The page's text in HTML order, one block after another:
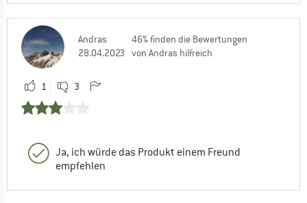
Andras
28.04.2023
46% finden die Bewertungen
von Andras hilfreich
1 3
Ja, ich würde das Produkt einem Freund
empfehlen